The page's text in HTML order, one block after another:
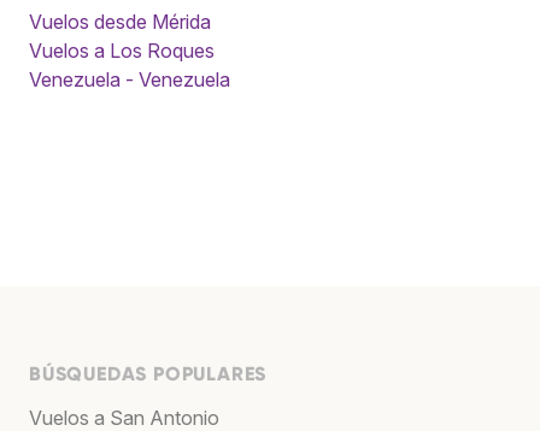
Vuelos desde Mérida
Vuelos a Los Roques
Venezuela - Venezuela
BÚSQUEDAS POPULARES
Vuelos a San Antonio